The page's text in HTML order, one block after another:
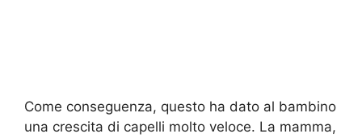
Come conseguenza, questo ha dato al bambino
una crescita di capelli molto veloce. La mamma,